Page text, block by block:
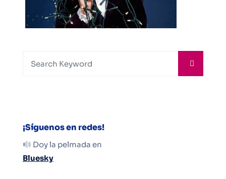
¡Síguenos en redes!
Doy la pelmada en
Bluesky